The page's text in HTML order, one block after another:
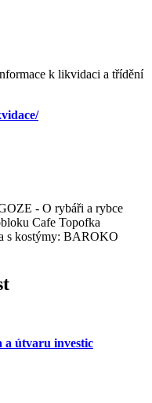
k likvidaci a třídění
- O rybáři a rybce
Cafe Topofka
s kostýmy: BAROKO
a útvaru investic